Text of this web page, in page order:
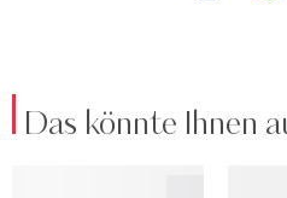
Das könnte Ihnen